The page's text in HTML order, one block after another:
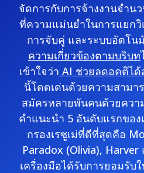
จัดการกับการจ้างงานจำน
ที่ความแม่นยำในการแยก
การจับคู่ และระบบอัตโน
ความเกี่ยวข้องตามบริบท
เข้าใจว่า AI ช่วยลดอคติได้
นี้โดดเด่นด้วยความสามา
สมัครหลายพันคนด้วยควา
คำแนะนำ 5 อันดับแรกของ
กรองเรซูเม่ที่ดีที่สุดคือ
Paradox (Olivia),
เครื่องมือได้รับการยอมรับ